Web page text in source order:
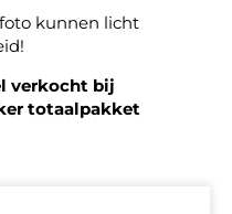
kunnen licht
verkocht bij
totaalpakket